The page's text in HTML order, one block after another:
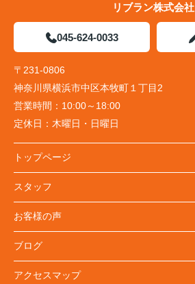
リブラン株式会社
045-624-0033
〒231-0806
神奈川県横浜市中区本牧町１丁目2
営業時間： 10:00～18:00
定休日： 木曜日・日曜日
トップページ
スタッフ
お客様の声
ブログ
アクセスマップ